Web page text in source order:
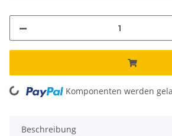
Komponenten werden
Beschreibung